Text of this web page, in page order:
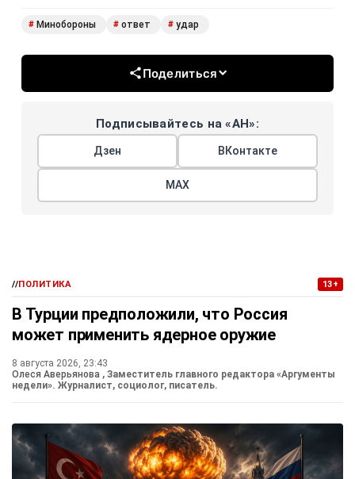
# Минобороны # ответ # удар
Поделиться
Подписывайтесь на «АН»:
Дзен ВКонтакте
МАХ
//ПОЛИТИКА 13+
В Турции предположили, что Россия
может применить ядерное оружие
8 августа 2026, 23:43
Олеся Аверьянова , Заместитель главного редактора «Аргументы
недели». Журналист, социолог, писатель.